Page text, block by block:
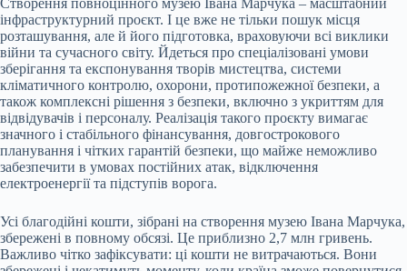
інфраструктурний проєкт. І це вже не тільки пошук місця
розташування, але й його підготовка, враховуючи всі виклики
війни та сучасного світу. Йдеться про спеціалізовані умови
зберігання та експонування творів мистецтва, системи
кліматичного контролю, охорони, протипожежної безпеки, а
також комплексні рішення з безпеки, включно з укриттям для
відвідувачів і персоналу. Реалізація такого проєкту вимагає
значного і стабільного фінансування, довгострокового
планування і чітких гарантій безпеки, що майже неможливо
забезпечити в умовах постійних атак, відключення
електроенергії та підступів ворога.
Усі благодійні кошти, зібрані на створення музею Івана Марчука,
збережені в повному обсязі. Це приблизно 2,7 млн гривень.
Важливо чітко зафіксувати: ці кошти не витрачаються. Вони